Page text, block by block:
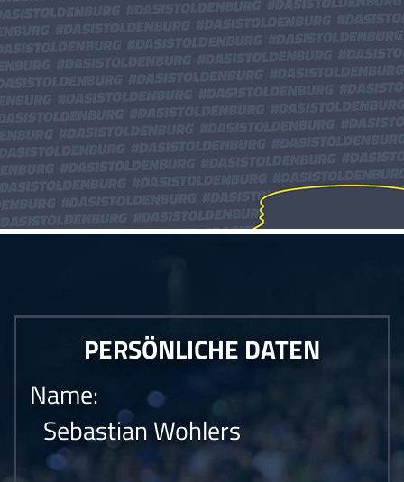
PERSÖNLICHE DATEN
Name:
Sebastian Wohlers